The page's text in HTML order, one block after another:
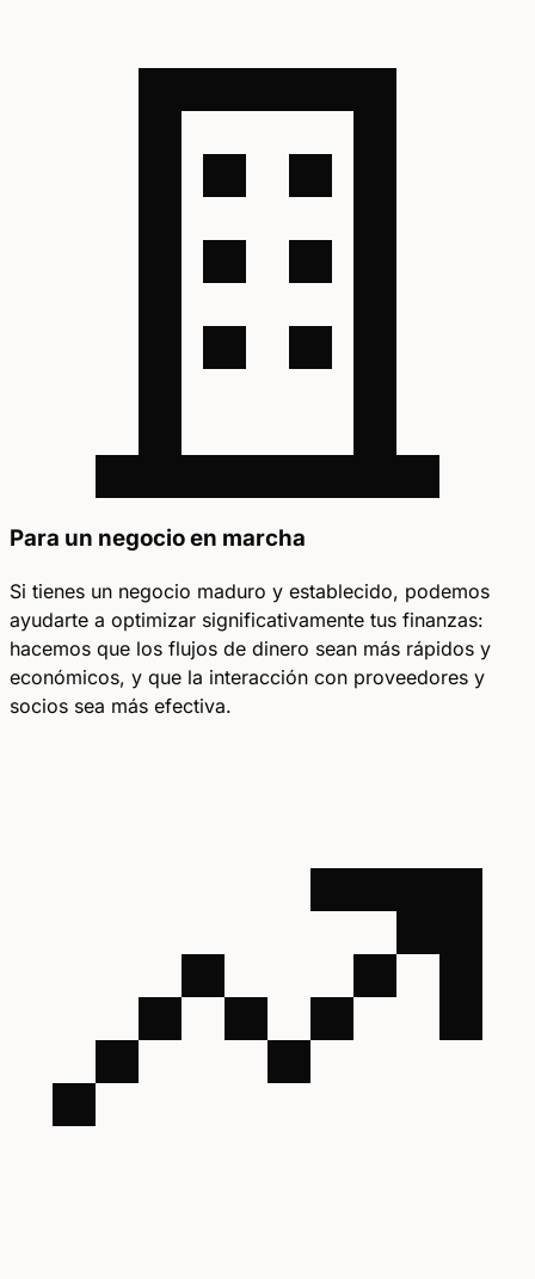
Para un negocio en marcha
Si tienes un negocio maduro y establecido, podemos
ayudarte a optimizar significativamente tus finanzas:
hacemos que los flujos de dinero sean más rápidos y
económicos, y que la interacción con proveedores y
socios sea más efectiva.